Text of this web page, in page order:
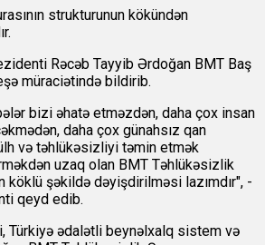
strukturunun kökündən
Rəcəb Tayyib Ərdoğan BMT Baş
müraciətində bildirib.
bizi əhatə etməzdən, daha çox insan
daha çox günahsız qan
və təhlükəsizliyi təmin etmək
uzaq olan BMT Təhlükəsizlik
köklü şəkildə dəyişdirilməsi lazımdır", -
qeyd edib.
Türkiyə ədalətli beynəlxalq sistem və